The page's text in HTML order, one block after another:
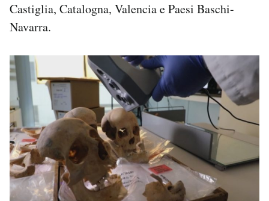
Castiglia, Catalogna, Valencia e Paesi Baschi-
Navarra.